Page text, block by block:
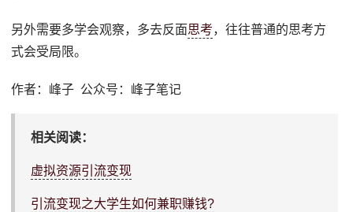
另外需要多学会观察，多去反面思考，往往普通的思考方
式会受局限。
作者：峰子 公众号：峰子笔记
相关阅读：
虚拟资源引流变现
引流变现之大学生如何兼职赚钱?